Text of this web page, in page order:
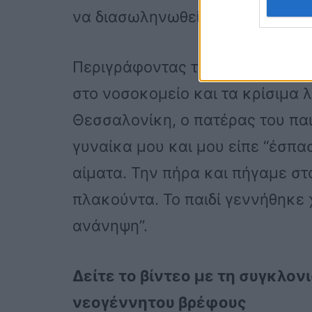
να διασωληνωθεί.
Περιγράφοντας τη στιγμή που η
στο νοσοκομείο και τα κρίσιμα
Θεσσαλονίκη, ο πατέρας του
γυναίκα μου και μου είπε
αίματα. Την πήρα και πήγαμε
πλακούντα. Το παιδί
ανάνηψη”.
Δείτε το βίντεο με τη
νεογέννητου βρέφους